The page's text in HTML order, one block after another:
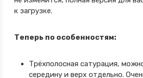
к загрузке.
Теперь по особенностям:
Трёхполосная сатурация,
середину и верх отдельно.